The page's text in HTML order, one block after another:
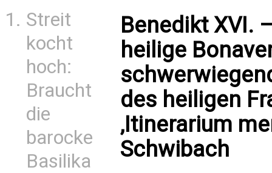
Streit
kocht
hoch:
Braucht
die
barocke
Basilika
Benedikt XVI.
heilige
des heiligen
‚Itinerarium
Schwibach